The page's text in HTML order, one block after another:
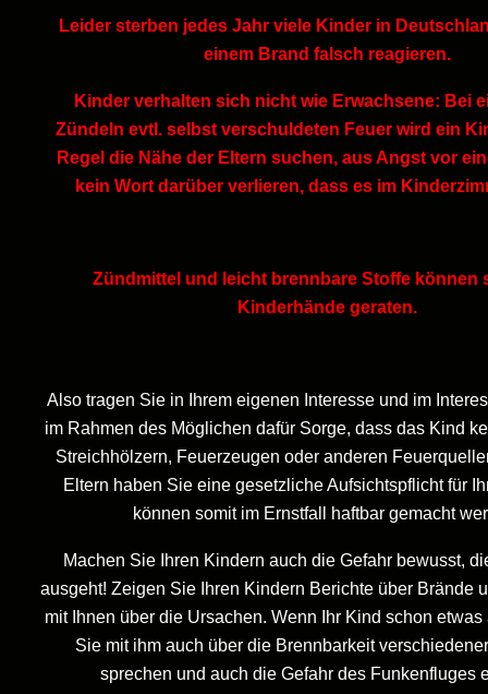
Leider sterben jedes Jahr viele Kinder in
einem Brand falsch reagieren.
Kinder verhalten sich nicht wie Erwachsene: Bei
Zündeln evtl. selbst verschuldeten Feuer wird ein
Regel die Nähe der Eltern suchen, aus Angst vor
kein Wort darüber verlieren, dass es im
Zündmittel und leicht brennbare Stoffe können
Kinderhände geraten.
Also tragen Sie in Ihrem eigenen Interesse und im
im Rahmen des Möglichen dafür Sorge, dass das Kind
Streichhölzern, Feuerzeugen oder anderen
Eltern haben Sie eine gesetzliche Aufsichtspflicht für
können somit im Ernstfall haftbar gemacht
Machen Sie Ihren Kindern auch die Gefahr bewusst,
ausgeht! Zeigen Sie Ihren Kindern Berichte über Brände
mit Ihnen über die Ursachen. Wenn Ihr Kind schon
Sie mit ihm auch über die Brennbarkeit
sprechen und auch die Gefahr des Funkenfluges